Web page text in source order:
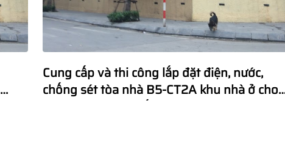
Cung cấp và thi công lắp đặt điện, nước,
chống sét tòa nhà B5-CT2A khu nhà ở cho
người thu nhập thấp